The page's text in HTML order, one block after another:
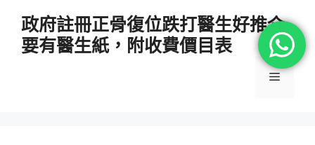
政府註冊正骨復位跌打醫生好推介
要有醫生紙，附收費價目表
選